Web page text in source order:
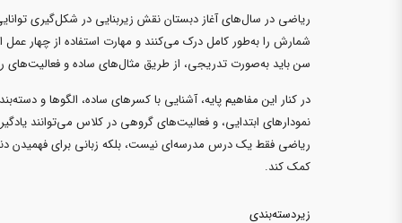
ریاضی در سال‌های آغاز دبستان نقش زیربنایی در شکل‌گیری
شمارش را به‌طور کامل درک می‌کنند و مهارت استفاده از چهار
سن باید به‌صورت تدریجی، از طریق مثال‌های ساده و فعالیت‌های
در کنار این مفاهیم پایه، آشنایی با کسرهای ساده، الگوها و
نمودارهای ابتدایی، و فعالیت‌های گروهی در کلاس می‌توانند
ریاضی فقط یک درس مدرسه‌ای نیست، بلکه زبانی برای فهمیدن
کمک کند.
زیردسته‌بندی